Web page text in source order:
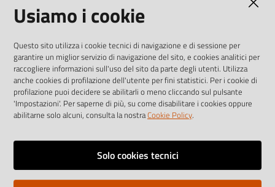
I dati personali pubblicati sono riutilizzabili solo alle condizioni
previste dalla direttiva comunitaria 2003/98/CE e dal d.lgs.
36/2006
Vai alla pagina
Note legali
Usiamo i cookie
Questo sito utilizza i cookie tecnici di navigazione e di sessione per
garantire un miglior servizio di navigazione del sito, e cookies analitici per
raccogliere informazioni sull'uso del sito da parte degli utenti. Utilizza
anche cookies di profilazione dell'utente per fini statistici. Per i cookie di
profilazione puoi decidere se abilitarli o meno cliccando sul pulsante
'Impostazioni'. Per saperne di più, su come disabilitare i cookies oppure
abilitarne solo alcuni, consulta la nostraCookie Policy.
Solo cookies tecnici